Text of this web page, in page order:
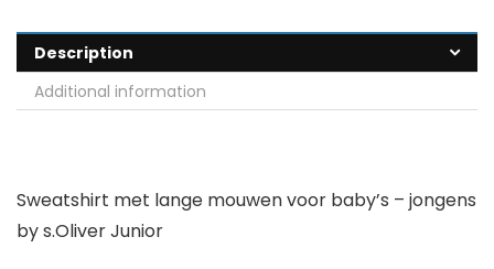
Description
Additional information
Sweatshirt met lange mouwen voor baby’s – jongens
by s.Oliver Junior